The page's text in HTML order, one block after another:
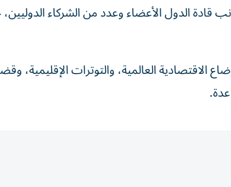
السيسي في أعمال قمة مجموعة السبع 2026 إلى جانب قادة الدول الأعضاء وعدد من
العالمية، والتوترات الإقليمية،